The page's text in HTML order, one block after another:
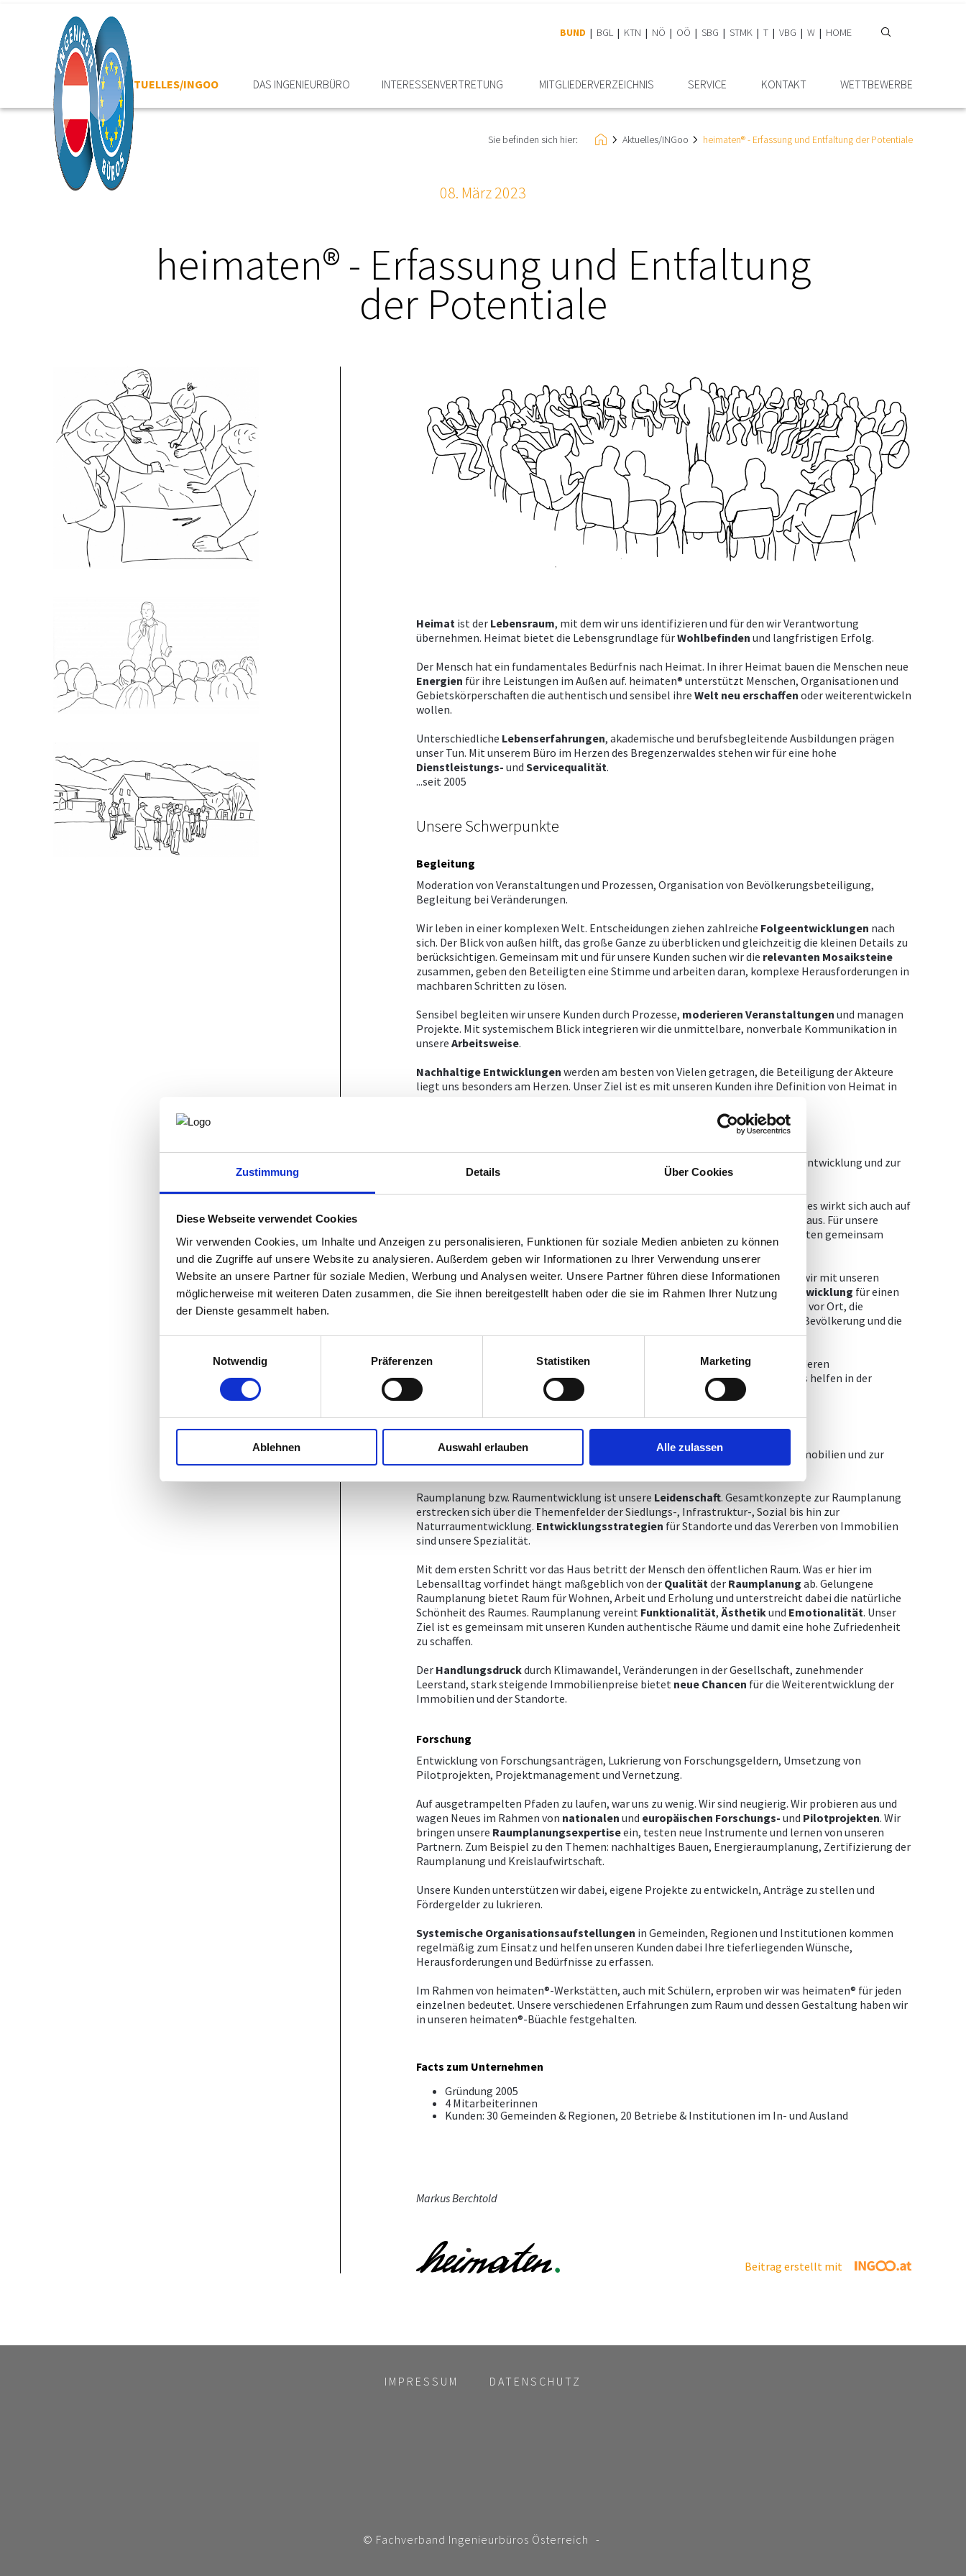
Zustimmung Details Über Cookies
Diese Webseite verwendet Cookies
Wir verwenden Cookies, um Inhalte und Anzeigen zu personalisieren, Funktionen für soziale Medien anbieten zu können
und die Zugriffe auf unsere Website zu analysieren. Außerdem geben wir Informationen zu Ihrer Verwendung unserer
Website an unsere Partner für soziale Medien, Werbung und Analysen weiter. Unsere Partner führen diese Informationen
möglicherweise mit weiteren Daten zusammen, die Sie ihnen bereitgestellt haben oder die sie im Rahmen Ihrer Nutzung
der Dienste gesammelt haben.
Notwendig
Präferenzen Statistiken Marketing
Ablehnen Auswahl erlauben Alle zulassen
BUND BGL KTN NÖ OÖ SBG STMK T VBG W HOME
HOME AKTUELLES/INGOO DAS INGENIEURBÜRO INTERESSEN­VERTRETUNG MITGLIEDER­VERZEICHNIS SERVICE KONTAKT WETTBEWERBE
Sie befinden sich hier: Aktuelles/INGoo heimaten® - Erfassung und Entfaltung der Potentiale
08. März 2023
heimaten® - Erfassung und Entfaltung
der Potentiale
Heimat ist der Lebensraum, mit dem wir uns identifizieren und für den wir Verantwortung
übernehmen. Heimat bietet die Lebensgrundlage fürWohlbefinden und langfristigen Erfolg.
Der Mensch hat ein fundamentales Bedürfnis nach Heimat. In ihrer Heimat bauen die Menschen neue
Energien für ihre Leistungen im Außen auf. heimaten® unterstützt Menschen, Organisationen und
Gebietskörperschaften die authentisch und sensibel ihreWelt neu erschaffen oder weiterentwickeln
wollen.
Unterschiedliche Lebenserfahrungen, akademische und berufsbegleitende Ausbildungen prägen
unser Tun. Mit unserem Büro im Herzen des Bregenzerwaldes stehen wir für eine hohe
Dienstleistungs- undServicequalität.
...seit 2005
Unsere Schwerpunkte
Begleitung
Moderation von Veranstaltungen und Prozessen, Organisation von Bevölkerungsbeteiligung,
Begleitung bei Veränderungen.
Wir leben in einer komplexen Welt. Entscheidungen ziehen zahlreiche Folgeentwicklungen nach
sich. Der Blick von außen hilft, das große Ganze zu überblicken und gleichzeitig die kleinen Details zu
berücksichtigen. Gemeinsam mit und für unsere Kunden suchen wir die relevanten Mosaiksteine
zusammen, geben den Beteiligten eine Stimme und arbeiten daran, komplexe Herausforderungen in
machbaren Schritten zu lösen.
Sensibel begleiten wir unsere Kunden durch Prozesse, moderieren Veranstaltungen und managen
Projekte. Mit systemischem Blick integrieren wir die unmittelbare, nonverbale Kommunikation in
unsereArbeitsweise.
Nachhaltige Entwicklungen werden am besten von Vielen getragen, die Beteiligung der Akteure
liegt uns besonders am Herzen. Unser Ziel ist es mit unseren Kunden ihre Definition von Heimat in
Fachliche Expertise und Gutachten zu Immobilienwertermittlung, zu Standortentwicklung und zur
Einfügung in das Ortsbild.
Ein schönes, harmonisches Ortsbild erfreut nicht nur das Auge des Betrachters, es wirkt sich auch auf
aus. Für unsere
Kunden bewerten wir die Einfügung geplanter Bauwerke in das Ortsbild, erarbeiten gemeinsam
einen rechtlichen Rahmen oder beraten alsGestaltungsbeirat.
Bei der Entwicklung von Einzelstandorten, Quartieren oder Gemeinden prüfen wir mit unseren
Kunden verschiedeneNutzungsvariantenund planen derenbestmögliche Entwicklung für einen
mittel- bis langfristigen Zeithorizont. Dabei berücksichtigen wir die Potentiale vor Ort, die
der Bevölkerung und die
Natur.
Für unsere Kunden ermitteln wir den Wert ihrer Immobilien und beraten sie zu deren
Entwicklungsmöglichkeiten. Umfassende Kenntnisse des Verwaltungsrechtes helfen in der
Umsetzung.
Konzepte
Erstellung von Gesamtkonzepten für Raumentwicklung, zum Vererben von Immobilien und zur
Lösung von komplexen Aufgaben.
Raumplanung bzw. Raumentwicklung ist unsere Leidenschaft. Gesamtkonzepte zur Raumplanung
erstrecken sich über die Themenfelder der Siedlungs-, Infrastruktur-, Sozial bis hin zur
Naturraumentwicklung. Entwicklungsstrategien für Standorte und das Vererben von Immobilien
sind unsere Spezialität.
Mit dem ersten Schritt vor das Haus betritt der Mensch den öffentlichen Raum. Was er hier im
Lebensalltag vorfindet hängt maßgeblich von der Qualitätder Raumplanung ab. Gelungene
Raumplanung bietet Raum für Wohnen, Arbeit und Erholung und unterstreicht dabei die natürliche
Schönheit des Raumes. Raumplanung vereint Funktionalität,Ästhetikund Emotionalität. Unser
Ziel ist es gemeinsam mit unseren Kunden authentische Räume und damit eine hohe Zufriedenheit
zu schaffen.
Der Handlungsdruckdurch Klimawandel, Veränderungen in der Gesellschaft, zunehmender
Leerstand, stark steigende Immobilienpreise bietet neue Chancen für die Weiterentwicklung der
Immobilien und der Standorte.
Forschung
Entwicklung von Forschungsanträgen, Lukrierung von Forschungsgeldern, Umsetzung von
Pilotprojekten, Projektmanagement und Vernetzung.
Auf ausgetrampelten Pfaden zu laufen, war uns zu wenig. Wir sind neugierig. Wir probieren aus und
wagen Neues im Rahmen von nationalen und europäischen Forschungs- und Pilotprojekten. Wir
bringen unsere Raumplanungsexpertiseein, testen neue Instrumente und lernen von unseren
Partnern. Zum Beispiel zu den Themen: nachhaltiges Bauen, Energieraumplanung, Zertifizierung der
Raumplanung und Kreislaufwirtschaft.
Unsere Kunden unterstützen wir dabei, eigene Projekte zu entwickeln, Anträge zu stellen und
Fördergelder zu lukrieren.
Systemische Organisationsaufstellungen in Gemeinden, Regionen und Institutionen kommen
regelmäßig zum Einsatz und helfen unseren Kunden dabei Ihre tieferliegenden Wünsche,
Herausforderungen und Bedürfnisse zu erfassen.
Im Rahmen von heimaten®-Werkstätten, auch mit Schülern, erproben wir was heimaten® für jeden
einzelnen bedeutet. Unsere verschiedenen Erfahrungen zum Raum und dessen Gestaltung haben wir
in unseren heimaten®-Büachle festgehalten.
Facts zum Unternehmen
Gründung 2005
4 Mitarbeiterinnen
Kunden: 30 Gemeinden & Regionen, 20 Betriebe & Institutionen im In- und Ausland
Markus Berchtold
Beitrag erstellt mit
IMPRESSUM DATENSCHUTZ
© Fachverband Ingenieurbüros Österreich -